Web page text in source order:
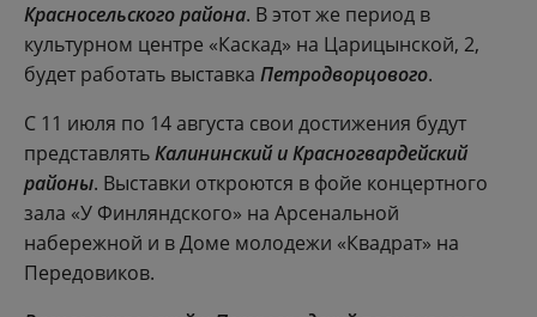
Красносельского района. В этот же период в
культурном центре «Каскад» на Царицынской, 2,
будет работать выставка Петродворцового.
С 11 июля по 14 августа свои достижения будут
представлятьКалининский и Красногвардейский
районы. Выставки откроются в фойе концертного
зала «У Финляндского» на Арсенальной
набережной и в Доме молодежи «Квадрат» на
Передовиков.